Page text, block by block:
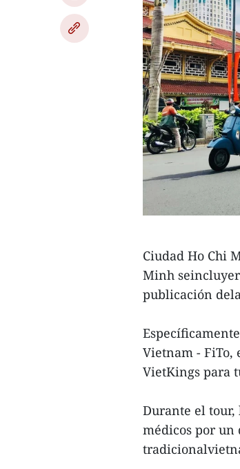
Ciudad Ho Chi
Minh
publicación
Vietnam - FiTo,
VietKings para
Durante el
médicos por